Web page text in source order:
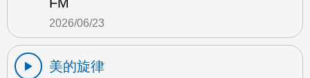
2026/06/23
美的旋律